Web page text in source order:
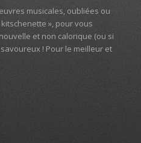
musicales, oubliées ou
», pour vous
et non calorique (ou si
! Pour le meilleur et